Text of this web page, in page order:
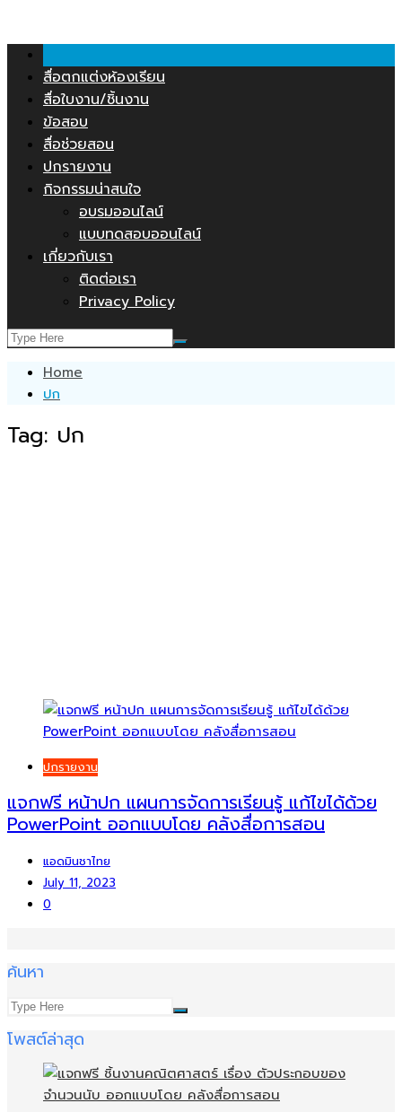
content
สื่อตกแต่งห้องเรียน
สื่อใบงาน/ชิ้นงาน
ข้อสอบ
สื่อช่วยสอน
ปกรายงาน
กิจกรรมน่าสนใจ
อบรมออนไลน์
แบบทดสอบออนไลน์
เกี่ยวกับเรา
ติดต่อเรา
Privacy Policy
Home
ปก
Tag: ปก
ปกรายงาน
แจกฟรี หน้าปก แผนการจัดการเรียนรู้ แก้ไขได้ด้วย
PowerPoint ออกแบบโดย คลังสื่อการสอน
แอดมินชาไทย
July 11, 2023
0
ค้นหา
โพสต์ล่าสุด